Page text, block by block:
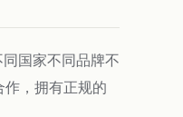
国家不同品牌不
，拥有正规的